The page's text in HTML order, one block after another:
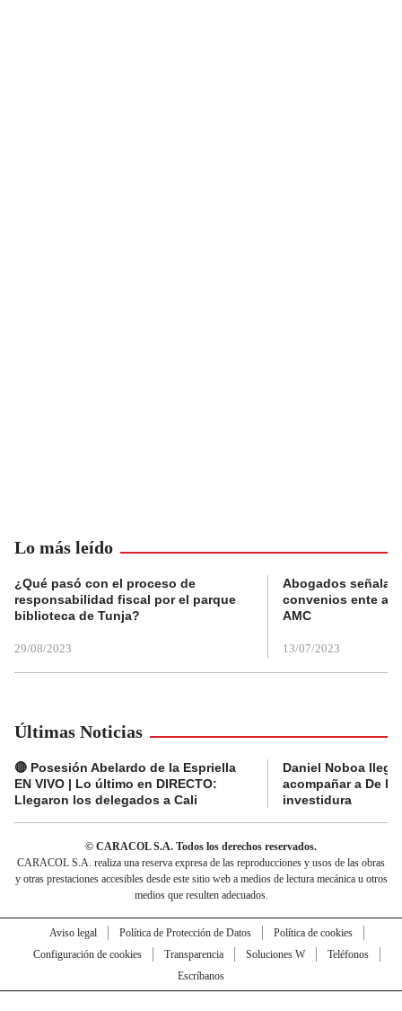
Lo más leído
¿Qué pasó con el proceso de
responsabilidad fiscal por el parque
biblioteca de Tunja?
29/08/2023
Abogados
convenios ente
AMC
13/07/2023
Últimas Noticias
🔴 Posesión Abelardo de la Espriella
EN VIVO | Lo último en DIRECTO:
Llegaron los delegados a Cali
Daniel Noboa llega
acompañar a De la
investidura
© CARACOL S.A. Todos los derechos reservados.
CARACOL S.A. realiza una reserva expresa de las reproducciones y usos de las obras
y otras prestaciones accesibles desde este sitio web a medios de lectura mecánica u otros
medios que resulten adecuados.
Aviso legal Política de Protección de Datos
Política de cookies
Configuración de cookies
Transparencia Soluciones W
Teléfonos
Escríbanos